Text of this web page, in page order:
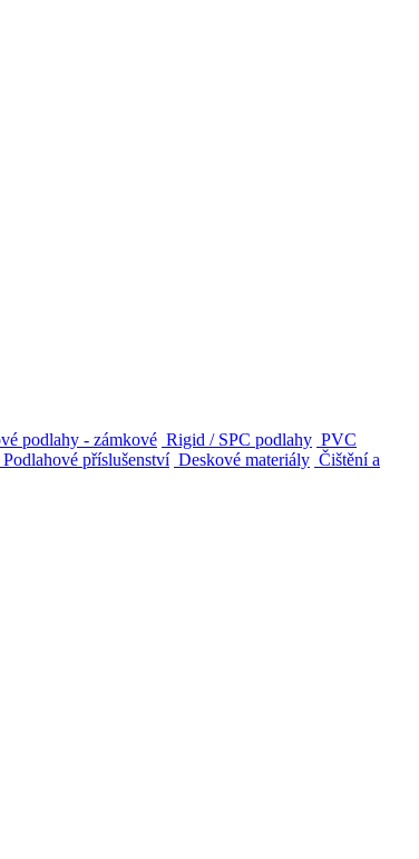
podlahy - zámkové Rigid / SPC podlahy PVC
Podlahové příslušenství Deskové materiály Čištění a